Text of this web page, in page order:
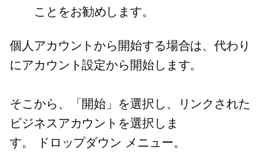
ことをお勧めします。
個人アカウントから開始する場合は、代わり
にアカウント設定から開始します。
そこから、「開始」を選択し、リンクされた
ビジネスアカウントを選択しま
す。
ドロップダウン メニュー。